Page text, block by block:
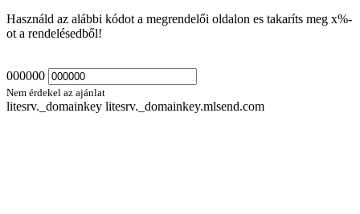
Használd az alábbi kódot a megrendelői oldalon es takaríts meg x%-
ot a rendelésedből!
000000
Nem érdekel az ajánlat
litesrv._domainkey litesrv._domainkey.mlsend.com